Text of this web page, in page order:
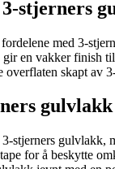
stjerners
med 3-
en vakker finish
overflaten skapt av
gulvlakk
stjerners gulvlakk,
for å beskytte